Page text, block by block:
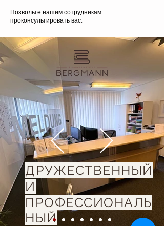
Позвольте нашим сотрудникам
проконсультировать вас.
ДРУЖЕСТВЕННЫЙ
И
ПРОФЕССИОНАЛЬ
НЫЙ